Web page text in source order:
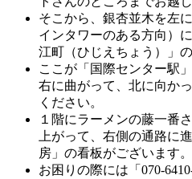
そこから、銀杏並木を左
インタワーのある方向）
江町（ひじえちょう）」
ここが「国際センター駅
右に曲がって、北に向か
ください。
１階にラーメンの藤一番
上がって、右側の通路に
房」の看板がございます。
お困りの際には「070-